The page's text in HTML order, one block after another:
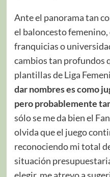
Ante el panorama tan
el baloncesto femenino,
franquicias o
cambios tan profundos
plantillas de Liga
dar nombres es como
pero probablemente
sólo se me da bien el
olvida que el juego
reconociendo mi total
situación